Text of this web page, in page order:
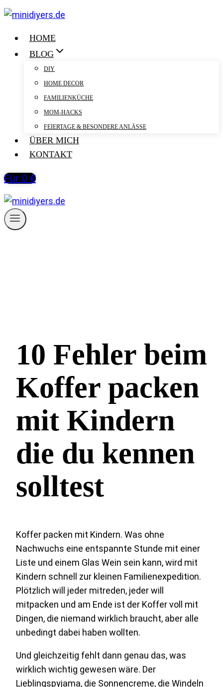
Zum
springenHOME
BLOG
DIY
HOME DECOR
FAMILIENKÜCHE
MOM-HACKS
FEIERTAGE & BESONDERE ANLÄSSE
ÜBER MICH
KONTAKT
Für 0 €
10 Fehler beim
Koffer packen
mit Kindern
die du kennen
solltest
Koffer packen mit Kindern. Was ohne
Nachwuchs eine entspannte Stunde mit einer
Liste und einem Glas Wein sein kann, wird mit
Kindern schnell zur kleinen Familienexpedition.
Plötzlich will jeder mitreden, jeder will
mitpacken und am Ende ist der Koffer voll mit
Dingen, die niemand wirklich braucht, aber alle
unbedingt dabei haben wollten.
Und gleichzeitig fehlt dann genau das, was
wirklich wichtig gewesen wäre. Der
Lieblingspyjama, die Sonnencreme, die Windeln